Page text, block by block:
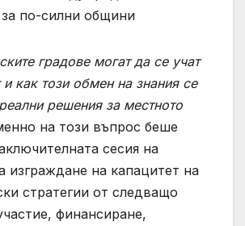
градове могат да се учат
и как този обмен на знания се
решения за местното
на този въпрос беше
сесия на
изграждане на капацитет на
стратегии от следващо
финансиране,